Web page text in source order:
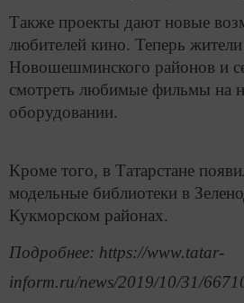
Также проекты дают новые
любителей кино. Теперь
Новошешминского районов и
смотреть любимые фильмы на
оборудовании.
Кроме того, в Татарстане
модельные библиотеки в
Кукморском районах.
Подробнее: https://www.tatar-
inform.ru/news/2019/10/31/